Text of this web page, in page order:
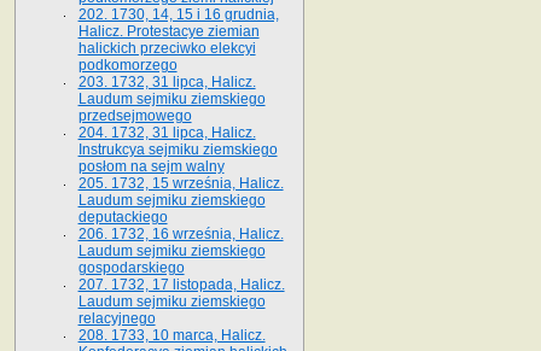
202. 1730, 14, 15 i 16 grudnia,
Halicz. Protestacye ziemian
halickich przeciwko elekcyi
podkomorzego
203. 1732, 31 lipca, Halicz.
Laudum sejmiku ziemskiego
przedsejmowego
204. 1732, 31 lipca, Halicz.
Instrukcya sejmiku ziemskiego
posłom na sejm walny
205. 1732, 15 września, Halicz.
Laudum sejmiku ziemskiego
deputackiego
206. 1732, 16 września, Halicz.
Laudum sejmiku ziemskiego
gospodarskiego
207. 1732, 17 listopada, Halicz.
Laudum sejmiku ziemskiego
relacyjnego
208. 1733, 10 marca, Halicz.